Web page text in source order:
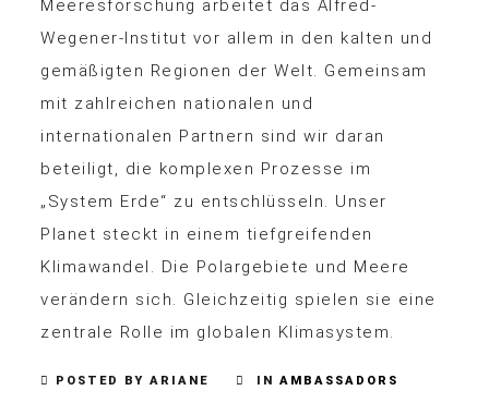
Meeresforschung arbeitet das Alfred-
Wegener-Institut vor allem in den kalten und
gemäßigten Regionen der Welt. Gemeinsam
mit zahlreichen nationalen und
internationalen Partnern sind wir daran
beteiligt, die komplexen Prozesse im
„System Erde“ zu entschlüsseln. Unser
Planet steckt in einem tiefgreifenden
Klimawandel. Die Polargebiete und Meere
verändern sich. Gleichzeitig spielen sie eine
zentrale Rolle im globalen Klimasystem.
POSTED BY ARIANE INAMBASSADORS